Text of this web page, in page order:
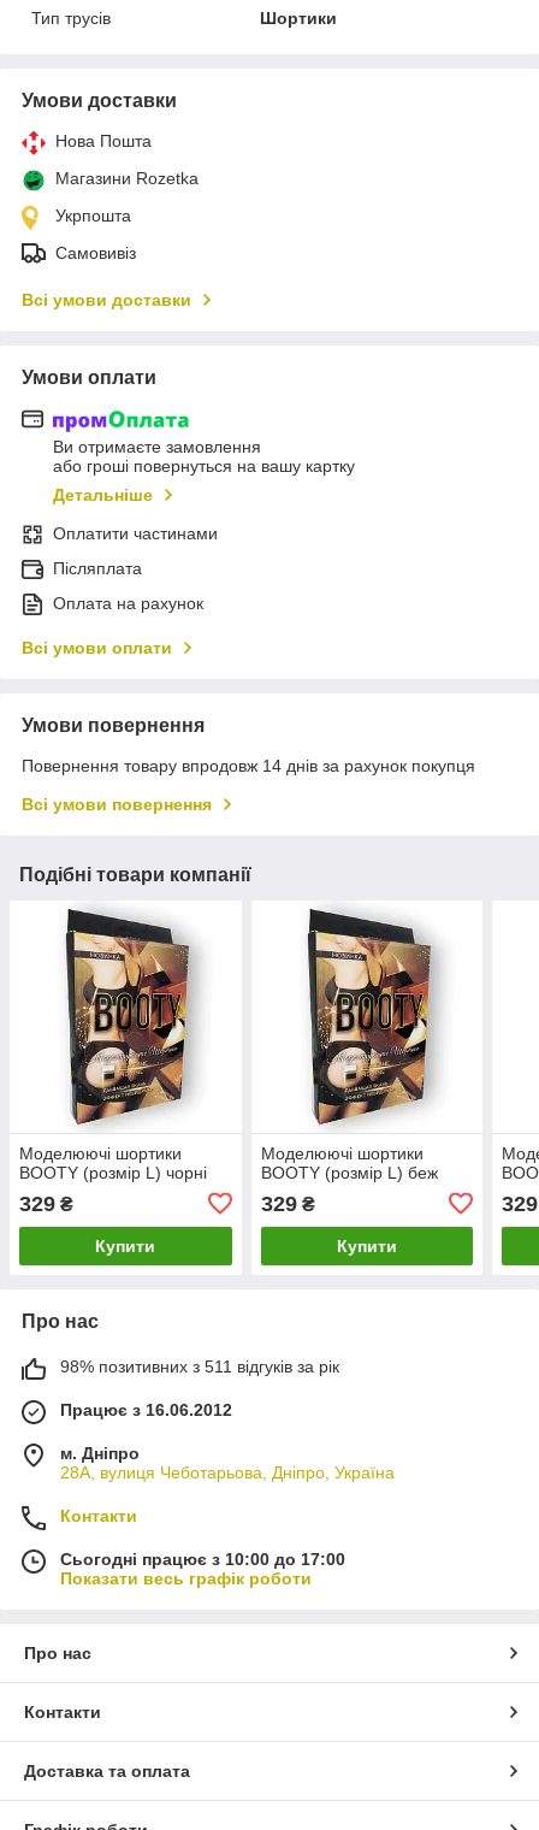
Тип трусів
Шортики
Умови доставки
Нова Пошта
Магазини Rozetka
Укрпошта
Самовивіз
Всі умови доставки
Умови оплати
Ви отримаєте замовлення
або гроші повернуться на вашу картку
Детальніше
Оплатити частинами
Післяплата
Оплата на рахунок
Всі умови оплати
Умови повернення
Повернення товару впродовж 14 днів за рахунок покупця
Всі умови повернення
Подібні товари компанії
Моделюючі шортики
BOOTY (розмір L) чорні
329 ₴
Купити
Моделюючі шортики
BOOTY (розмір L) беж
329₴
Купити
329
Про нас
98% позитивних з 511 відгуків за рік
Працює з 16.06.2012
м. Дніпро
28А, вулиця Чеботарьова, Дніпро, Україна
Контакти
Сьогодні працює з 10:00 до 17:00
Показати весь графік роботи
Про нас
Контакти
Доставка та оплата